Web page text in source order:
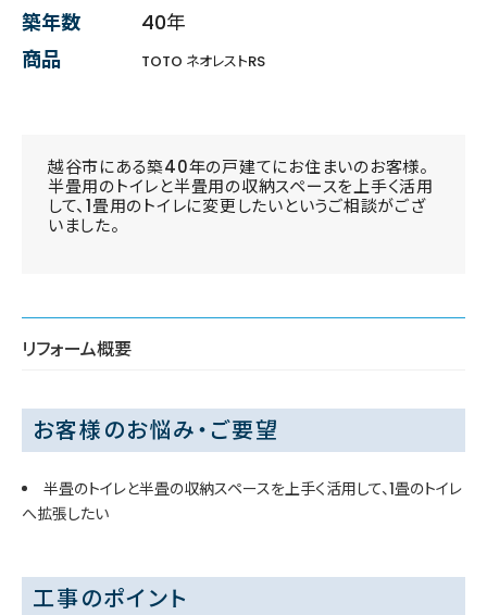
築年数
40年
商品
TOTO ネオレストRS
越谷市にある築40年の戸建てにお住まいのお客様。
半畳用のトイレと半畳用の収納スペースを上手く活用
して、1畳用のトイレに変更したいというご相談がござ
いました。
リフォーム概要
お客様のお悩み・ご要望
半畳のトイレと半畳の収納スペースを上手く活用して、1畳のトイレ
へ拡張したい
工事のポイント